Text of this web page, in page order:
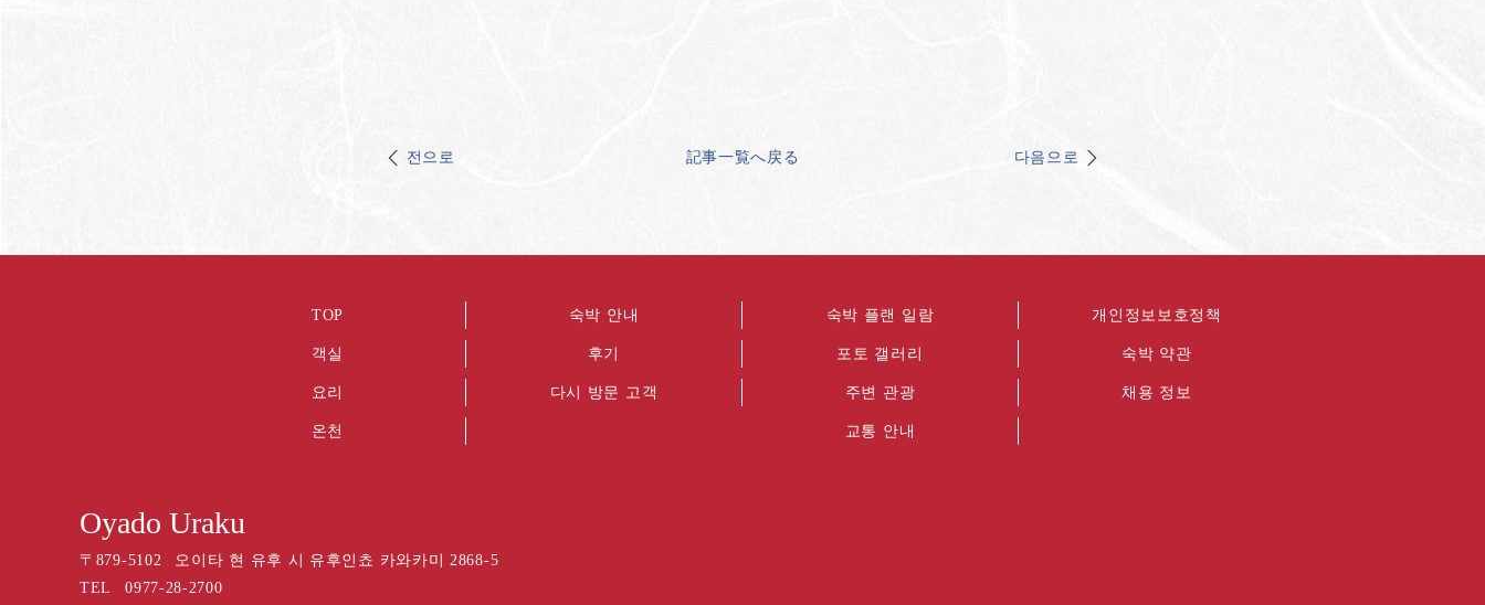
전으로 記事一覧へ戻る 다음으로
TOP
객실
요리
온천
숙박 안내
후기
다시 방문 고객
숙박 플랜 일람
포토 갤러리
주변 관광
교통 안내
개인정보보호정책
숙박 약관
채용 정보
Oyado Uraku
〒 879-5102
오이타 현 유후 시 유후인쵸 카와카미 2868-5
TEL
0977-28-2700